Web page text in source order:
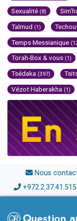
Sexualité (8)
Talmud (1)
Temps Messianique
Torah-Box & vous (1)
Tsédaka (397)
Vézot Haberakha (1)
Nous
+972.2.37.41.515